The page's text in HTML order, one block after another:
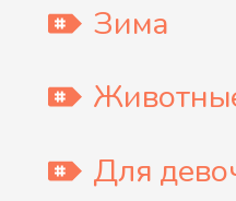
Зима
Для